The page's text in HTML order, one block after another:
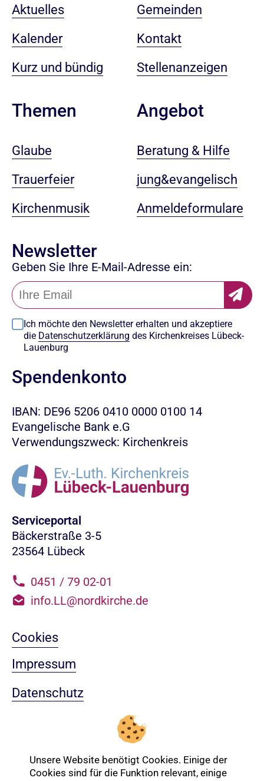
Aktuelles
Kalender
Kurz und bündig
Themen
Glaube
Trauerfeier
Kirchenmusik
Gemeinden
Kontakt
Stellenanzeigen
Angebot
Beratung & Hilfe
jung&evangelisch
Anmeldeformulare
Newsletter
Geben Sie Ihre E-Mail-Adresse ein:
Ich möchte den Newsletter erhalten und akzeptiere
die Datenschutzerklärung des Kirchenkreises Lübeck-
Lauenburg
Spendenkonto
IBAN: DE96 5206 0410 0000 0100 14
Evangelische Bank e.G
Verwendungszweck: Kirchenkreis
Serviceportal
Bäckerstraße 3-5
23564 Lübeck
0451 / 79 02-01
info.LL@nordkirche.de
Cookies
Impressum
Datenschutz
Nach oben
Unsere Website benötigt Cookies. Einige der
Cookies sind für die Funktion relevant, einige